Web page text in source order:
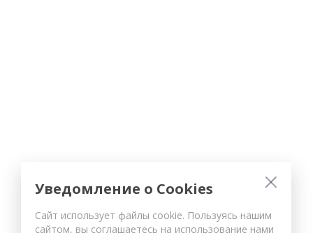
Уведомление о Cookies
Сайт использует файлы cookie. Пользуясь нашим
сайтом, вы соглашаетесь на использование нами